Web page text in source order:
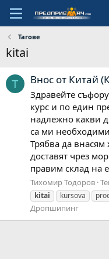
Тагове
kitai
Т Внос от Китай
Здравейте
курс и по един
надлежно какви
са ми
Трябва да
доставят чрез
правим склад на
Тихомир Тодоров
kitai
kursova
Дропшипинг